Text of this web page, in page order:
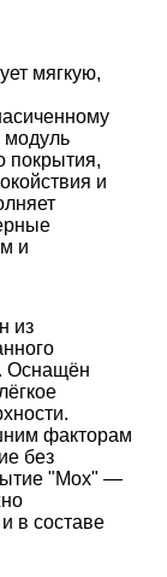
мягкую,
модуль
покрытия,
и
и
из
Оснащён
факторам
без
"Мох" —
в составе